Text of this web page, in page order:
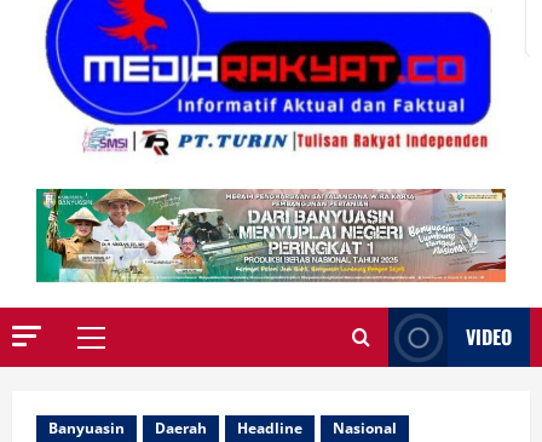
Primary
VIDEO
Banyuasin Daerah Headline Nasional